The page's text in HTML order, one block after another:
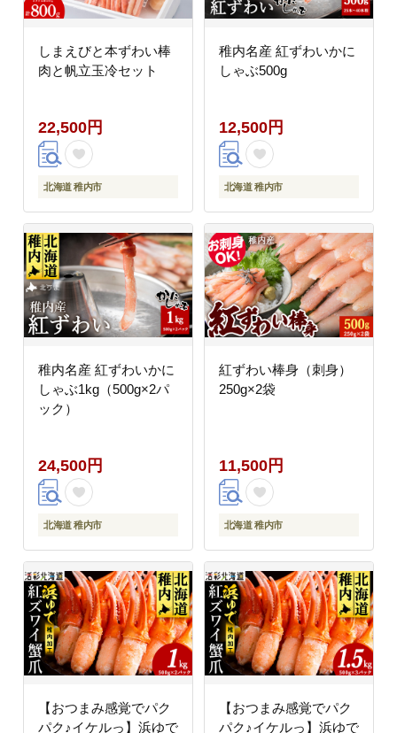
しまえびと本ずわい棒
肉と帆立玉冷セット
22,500円
北海道 稚内市
稚内名産 紅ずわいかに
しゃぶ500g
12,500円
北海道 稚内市
稚内名産 紅ずわいかに
しゃぶ1kg（500g×2パ
ック）
24,500円
北海道 稚内市
紅ずわい棒身（刺身）
250g×2袋
11,500円
北海道 稚内市
【おつまみ感覚でパク
パク♪イケルっ】浜ゆで
【おつまみ感覚でパク
パク♪イケルっ】浜ゆで